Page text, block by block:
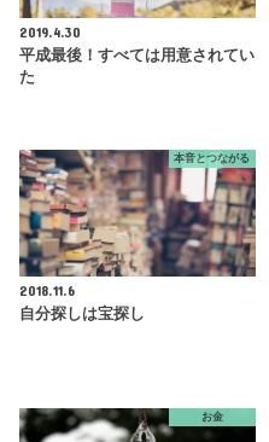
2019.4.30
平成最後！すべては用意されてい
た
本音とつながる
2018.11.6
自分探しは宝探し
お金